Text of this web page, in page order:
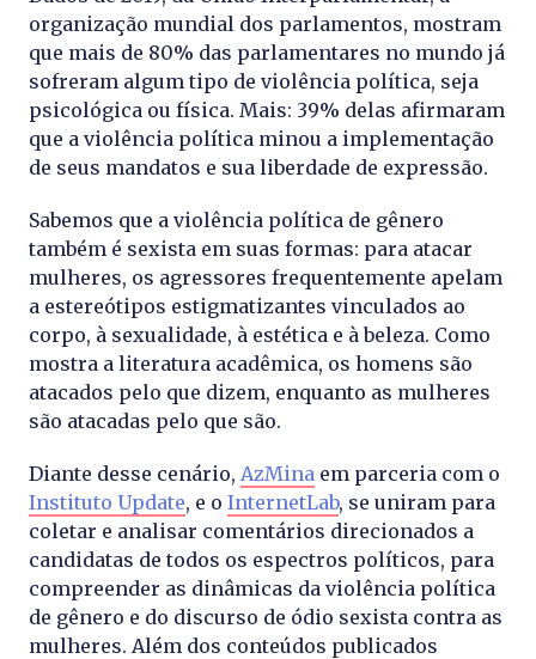
organização mundial dos parlamentos, mostram
que mais de 80% das parlamentares no mundo já
sofreram algum tipo de violência política, seja
psicológica ou física. Mais: 39% delas afirmaram
que a violência política minou a implementação
de seus mandatos e sua liberdade de expressão.
Sabemos que a violência política de gênero
também é sexista em suas formas: para atacar
mulheres, os agressores frequentemente apelam
a estereótipos estigmatizantes vinculados ao
corpo, à sexualidade, à estética e à beleza. Como
mostra a literatura acadêmica, os homens são
atacados pelo que dizem, enquanto as mulheres
são atacadas pelo que são.
Diante desse cenário, AzMina em parceria com o
Instituto Update, e o InternetLab, se uniram para
coletar e analisar comentários direcionados a
candidatas de todos os espectros políticos, para
compreender as dinâmicas da violência política
de gênero e do discurso de ódio sexista contra as
mulheres. Além dos conteúdos publicados